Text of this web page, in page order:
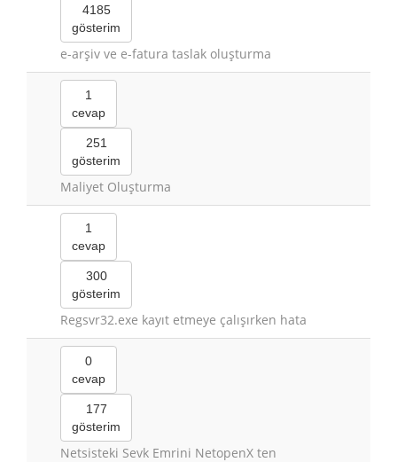
4185
gösterim
e-arşiv ve e-fatura taslak oluşturma
1
cevap
251
gösterim
Maliyet Oluşturma
1
cevap
300
gösterim
Regsvr32.exe kayıt etmeye çalışırken hata
0
cevap
177
gösterim
Netsisteki Sevk Emrini NetopenX ten